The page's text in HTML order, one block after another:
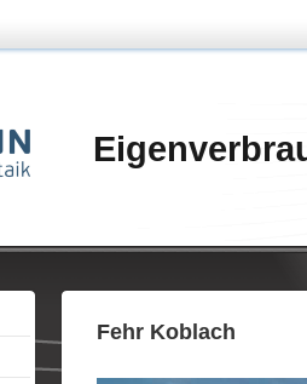
Fehr Koblach